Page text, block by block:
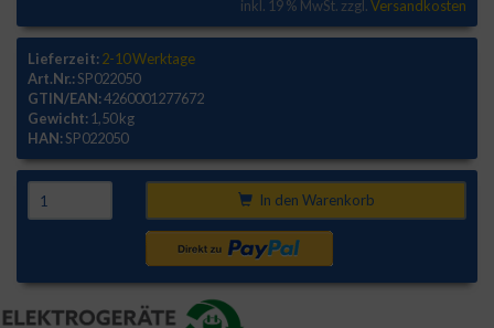
inkl. 19 % MwSt. zzgl.Versandkosten
Lieferzeit:2-10 Werktage
Art.Nr.:SP022050
GTIN/EAN:4260001277672
Gewicht:1,50 kg
HAN:SP022050
In den Warenkorb